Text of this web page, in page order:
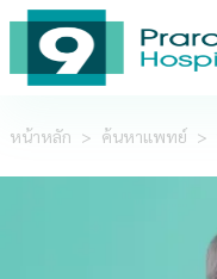
หน้าหลัก > ค้นหาแพทย์ >